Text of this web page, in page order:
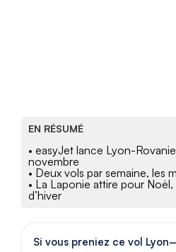
EN RÉSUMÉ
• easyJet lance Lyon-
novembre
• Deux vols par semaine, les
• La Laponie attire pour
d’hiver
Si vous preniez ce vol